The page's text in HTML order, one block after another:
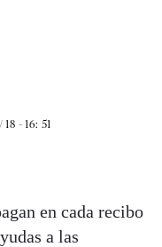
18 - 16: 51
en cada recibo
a las